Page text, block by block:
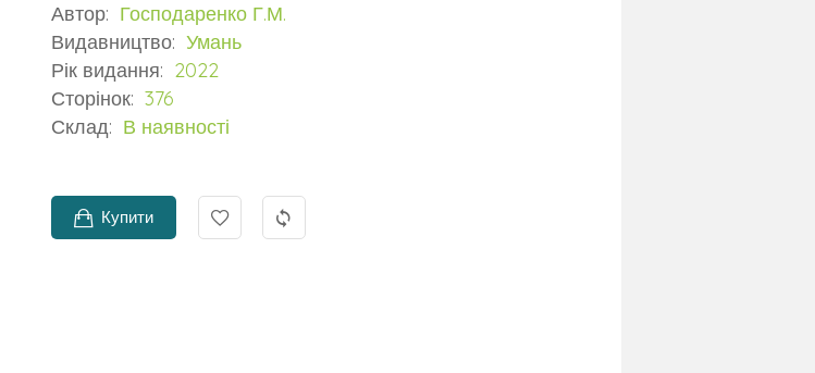
Автор: Господаренко Г.М.
Видавництво: Умань
Рік видання: 2022
Сторінок: 376
Склад: В наявності
Купити